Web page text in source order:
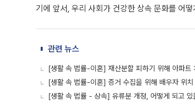
기에 앞서, 우리 사회가 건강한 상속 문화를 어
관련 뉴스
[생활 속 법률-이혼] 재산분할 피하기 위해 아파트
[생활 속 법률-이혼] 증거 수집을 위해 배우자 위
[생활 속 법률 - 상속] 유류분 개정, 어떻게 되고 있